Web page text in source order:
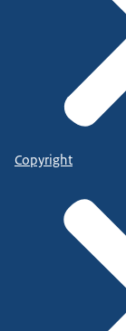
Copyright